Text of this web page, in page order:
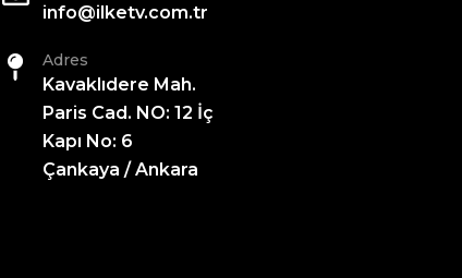
info@ilketv.com.tr
Adres
Kavaklıdere Mah.
Paris Cad. NO: 12 İç
Kapı No: 6
Çankaya / Ankara